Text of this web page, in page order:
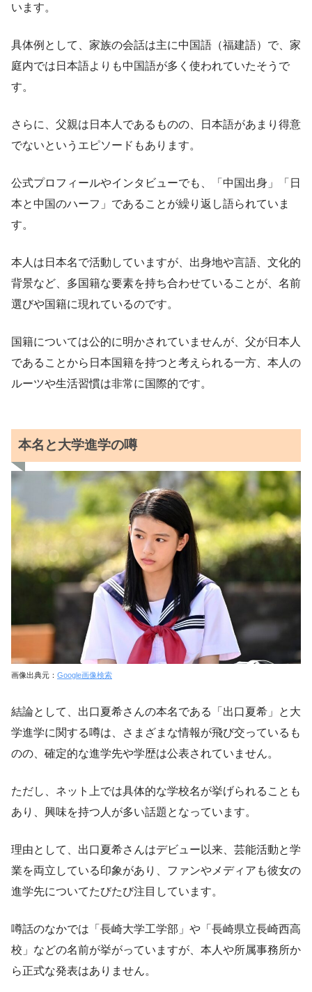
います。
具体例として、家族の会話は主に中国語（福建語）で、家
庭内では日本語よりも中国語が多く使われていたそうで
す。
さらに、父親は日本人であるものの、日本語があまり得意
でないというエピソードもあります。
公式プロフィールやインタビューでも、「中国出身」「日
本と中国のハーフ」であることが繰り返し語られていま
す。
本人は日本名で活動していますが、出身地や言語、文化的
背景など、多国籍な要素を持ち合わせていることが、名前
選びや国籍に現れているのです。
国籍については公的に明かされていませんが、父が日本人
であることから日本国籍を持つと考えられる一方、本人の
ルーツや生活習慣は非常に国際的です。
本名と大学進学の噂
画像出典元： Google画像検索
結論として、出口夏希さんの本名である「出口夏希」と大
学進学に関する噂は、さまざまな情報が飛び交っているも
のの、確定的な進学先や学歴は公表されていません。
ただし、ネット上では具体的な学校名が挙げられることも
あり、興味を持つ人が多い話題となっています。
理由として、出口夏希さんはデビュー以来、芸能活動と学
業を両立している印象があり、ファンやメディアも彼女の
進学先についてたびたび注目しています。
噂話のなかでは「長崎大学工学部」や「長崎県立長崎西高
校」などの名前が挙がっていますが、本人や所属事務所か
ら正式な発表はありません。